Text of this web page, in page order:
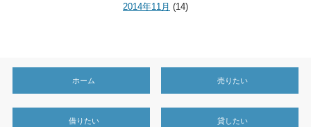
2014年11月 (14)
ホーム 売りたい
借りたい 貸したい